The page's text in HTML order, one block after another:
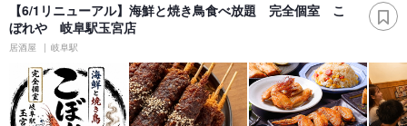
【6/1リニューアル】海鮮と焼き鳥食べ放題 完全個室 こ
ぼれや 岐阜駅玉宮店
居酒屋 岐阜駅